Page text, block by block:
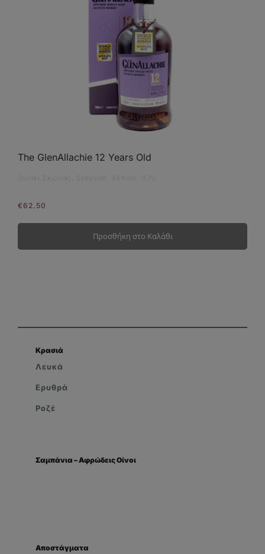
The GlenAllachie 12 Years Old
Ουίσκι Σκωτίας, Speyside 46%vol 0,7L
€62.50
Προσθήκη στο Καλάθι
Κρασιά
Λευκά
Ερυθρά
Ροζέ
Σαμπάνια – Αφρώδεις Οίνοι
Αποστάγματα